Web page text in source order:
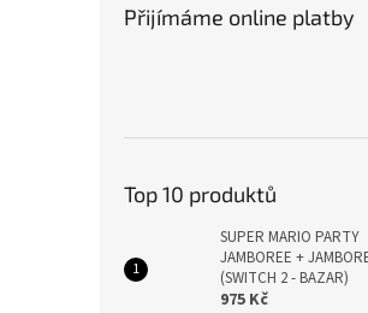
Přijímáme online platby
Top 10 produktů
SUPER MARIO PARTY
JAMBOREE +
(SWITCH 2 - BAZAR)
975 Kč